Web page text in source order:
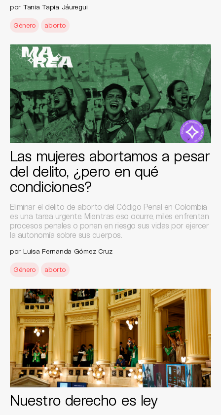
por Tania Tapia Jáuregui
Género aborto
Las mujeres abortamos a pesar
del delito, ¿pero en qué
condiciones?
Eliminar el delito de aborto del Código Penal en Colombia
es una tarea urgente. Mientras eso ocurre, miles enfrentan
procesos penales o ponen en riesgo sus vidas por ejercer
la autonomía sobre sus cuerpos.
por Luisa Fernanda Gómez Cruz
Género aborto
Nuestro derecho es ley